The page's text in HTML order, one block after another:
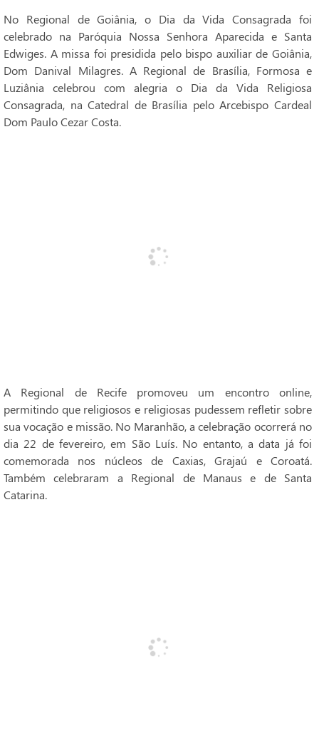
No Regional de Goiânia, o Dia da Vida Consagrada foi
celebrado na Paróquia Nossa Senhora Aparecida e Santa
Edwiges. A missa foi presidida pelo bispo auxiliar de Goiânia,
Dom Danival Milagres. A Regional de Brasília, Formosa e
Luziânia celebrou com alegria o Dia da Vida Religiosa
Consagrada, na Catedral de Brasília pelo Arcebispo Cardeal
Dom Paulo Cezar Costa.
A Regional de Recife promoveu um encontro online,
permitindo que religiosos e religiosas pudessem refletir sobre
sua vocação e missão. No Maranhão, a celebração ocorrerá no
dia 22 de fevereiro, em São Luís. No entanto, a data já foi
comemorada nos núcleos de Caxias, Grajaú e Coroatá.
Também celebraram a Regional de Manaus e de Santa
Catarina.